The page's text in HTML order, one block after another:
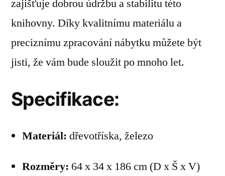
zajišťuje dobrou údržbu a stabilitu této
knihovny. Díky kvalitnímu materiálu a
preciznímu zpracování nábytku můžete být
jisti, že vám bude sloužit po mnoho let.
Specifikace:
Materiál: dřevotříska, železo
Rozměry: 64 x 34 x 186 cm (D x Š x V)